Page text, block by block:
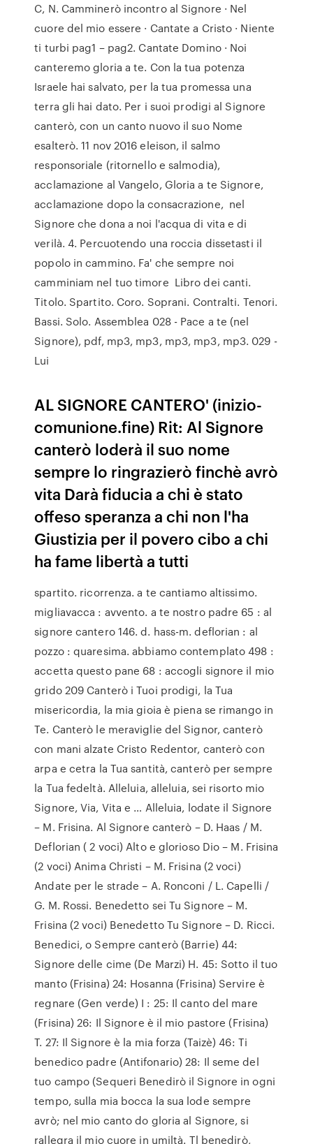
C, N. Camminerò incontro al Signore · Nel
cuore del mio essere · Cantate a Cristo · Niente
ti turbi pag1 – pag2. Cantate Domino · Noi
canteremo gloria a te. Con la tua potenza
Israele hai salvato, per la tua promessa una
terra gli hai dato. Per i suoi prodigi al Signore
canterò, con un canto nuovo il suo Nome
esalterò. 11 nov 2016 eleison, il salmo
responsoriale (ritornello e salmodia),
acclamazione al Vangelo, Gloria a te Signore,
acclamazione dopo la consacrazione, nel
Signore che dona a noi l'acqua di vita e di
verilà. 4. Percuotendo una roccia dissetasti il
popolo in cammino. Fa' che sempre noi
camminiam nel tuo timore Libro dei canti.
Titolo. Spartito. Coro. Soprani. Contralti. Tenori.
Bassi. Solo. Assemblea 028 - Pace a te (nel
Signore), pdf, mp3, mp3, mp3, mp3, mp3. 029 -
Lui
AL SIGNORE CANTERO' (inizio-
comunione.fine) Rit: Al Signore
canterò loderà il suo nome
sempre lo ringrazierò finchè avrò
vita Darà fiducia a chi è stato
offeso speranza a chi non l'ha
Giustizia per il povero cibo a chi
ha fame libertà a tutti
spartito. ricorrenza. a te cantiamo altissimo.
migliavacca : avvento. a te nostro padre 65 : al
signore cantero 146. d. hass-m. deflorian : al
pozzo : quaresima. abbiamo contemplato 498 :
accetta questo pane 68 : accogli signore il mio
grido 209 Canterò i Tuoi prodigi, la Tua
misericordia, la mia gioia è piena se rimango in
Te. Canterò le meraviglie del Signor, canterò
con mani alzate Cristo Redentor, canterò con
arpa e cetra la Tua santità, canterò per sempre
la Tua fedeltà. Alleluia, alleluia, sei risorto mio
Signore, Via, Vita e … Alleluia, lodate il Signore
– M. Frisina. Al Signore canterò – D. Haas / M.
Deflorian ( 2 voci) Alto e glorioso Dio – M. Frisina
(2 voci) Anima Christi – M. Frisina (2 voci)
Andate per le strade – A. Ronconi / L. Capelli /
G. M. Rossi. Benedetto sei Tu Signore – M.
Frisina (2 voci) Benedetto Tu Signore – D. Ricci.
Benedici, o Sempre canterò (Barrie) 44:
Signore delle cime (De Marzi) H. 45: Sotto il tuo
manto (Frisina) 24: Hosanna (Frisina) Servire è
regnare (Gen verde) I : 25: Il canto del mare
(Frisina) 26: Il Signore è il mio pastore (Frisina)
T. 27: Il Signore è la mia forza (Taizè) 46: Ti
benedico padre (Antifonario) 28: Il seme del
tuo campo (Sequeri Benedirò il Signore in ogni
tempo, sulla mia bocca la sua lode sempre
avrò; nel mio canto do gloria al Signore, si
rallegra il mio cuore in umiltà. Tl benedirò,